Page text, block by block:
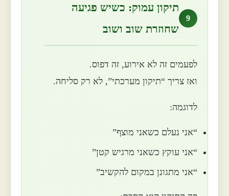
9
תיקון עמוק: כשיש פגיעה
שחוזרת שוב ושוב
לפעמים זה לא אירוע, זה דפוס.
ואז צריך “תיקון מערכתי”, לא רק סליחה.
לדוגמה:
“אני נעלם כשאני מוצף”
“אני עוקץ כשאני מרגיש קטן”
“אני מתגונן במקום להקשיב”